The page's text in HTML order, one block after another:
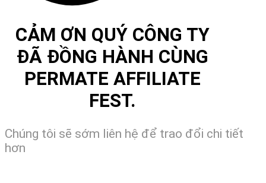
CẢM ƠN QUÝ CÔNG TY
ĐÃ ĐỒNG HÀNH CÙNG
PERMATE AFFILIATE
FEST.
Chúng tôi sẽ sớm liên hệ để trao đổi chi tiết
hơn